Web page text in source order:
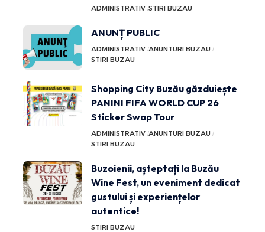
ADMINISTRATIV STIRI BUZAU
ANUNȚ PUBLIC
ADMINISTRATIV ANUNTURI BUZAU
STIRI BUZAU
Shopping City Buzău găzduiește
PANINI FIFA WORLD CUP 26
Sticker Swap Tour
ADMINISTRATIV ANUNTURI BUZAU
STIRI BUZAU
Buzoienii, așteptați la Buzău
Wine Fest, un eveniment dedicat
gustului și experiențelor
autentice!
STIRI BUZAU